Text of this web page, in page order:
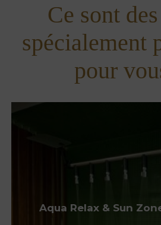
Ce sont
spécialement
pour
Aqua Relax & Sun